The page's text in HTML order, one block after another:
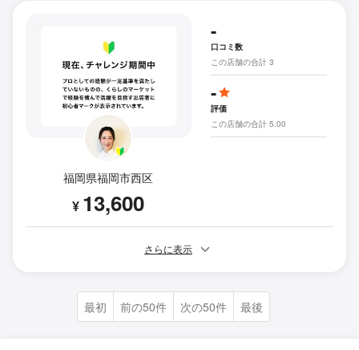
福岡県福岡市西区
¥ 13,600
-
口コミ数
この店舗の合計 3
-
評価
この店舗の合計 5.00
さらに表示
最初 前の50件 次の50件 最後